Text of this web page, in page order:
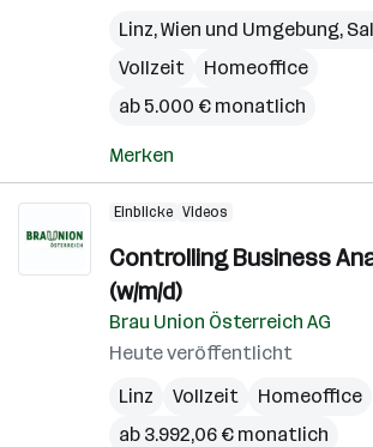
Linz,Wien und Umgebung,
Vollzeit
Homeoffice
ab 5.000 € monatlich
Merken
Einblicke Videos
Controlling Business
(w/m/d)
Brau Union Österreich AG
Heute veröffentlicht
Linz
Vollzeit
Homeoffice
ab 3.992,06 € monatlich